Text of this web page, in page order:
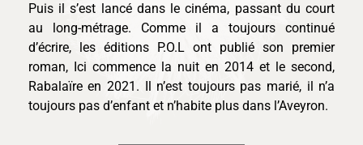
Puis il s’est lancé dans le cinéma, passant du court
au long-métrage. Comme il a toujours continué
d’écrire, les éditions P.O.L ont publié son premier
roman, Ici commence la nuit en 2014 et le second,
Rabalaïre en 2021. Il n’est toujours pas marié, il n’a
toujours pas d’enfant et n’habite plus dans l’Aveyron.